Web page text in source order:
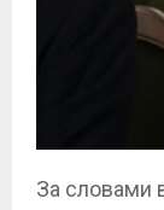
За словами